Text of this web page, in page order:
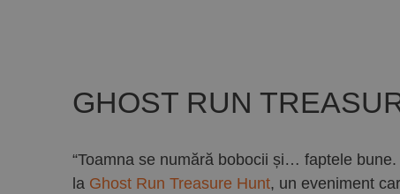
GHOST RUN
“Toamna se numără bobocii și… faptele
la Ghost Run Treasure Hunt, un eveniment